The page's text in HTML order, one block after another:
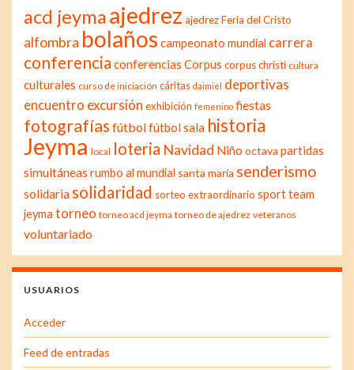
acd jeymaajedrez ajedrez Feria del Cristo
alfombra bolaños campeonato mundial carrera
conferencia conferencias Corpus corpus christi cultura
culturales curso de iniciación cáritas daimiel deportivas
encuentro excursión exhibición femenino fiestas
fotografías fútbolfútbol sala historia
Jeyma local loteria Navidad Niño octava partidas
simultáneas rumbo al mundial santa maría senderismo
solidaria solidaridad sorteo extraordinario sport team
jeyma torneo torneo acd jeyma torneo de ajedrez veteranos
voluntariado
USUARIOS
Acceder
Feed de entradas